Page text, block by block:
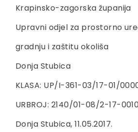
Krapinsko-zagorska županija
Upravni odjel za prostorno
gradnju i zaštitu okoliša
Donja Stubica
KLASA: UP/I-361-03/17-01/
URBROJ: 2140/01-08/2-17-0010
Donja Stubica, 11.05.2017.